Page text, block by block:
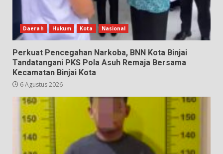
Daerah Hukum Kota Nasional
Perkuat Pencegahan Narkoba, BNN Kota Binjai
Tandatangani PKS Pola Asuh Remaja Bersama
Kecamatan Binjai Kota
6 Agustus 2026